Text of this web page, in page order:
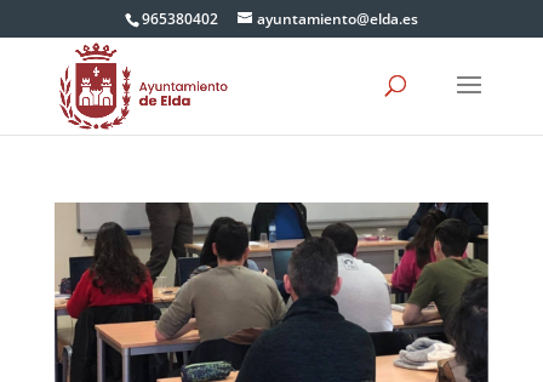
965380402 ayuntamiento@elda.es